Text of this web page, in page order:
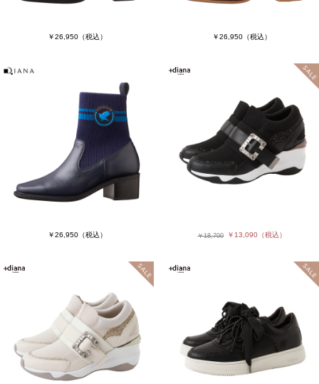
￥26,950（税込） ￥26,950 （税込）
￥26,950（税込） ￥18,700 ￥13,090 （税込）